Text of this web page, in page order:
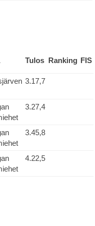
Tulos Ranking FIS
3.17,7
3.27,4
3.45,8
4.22,5